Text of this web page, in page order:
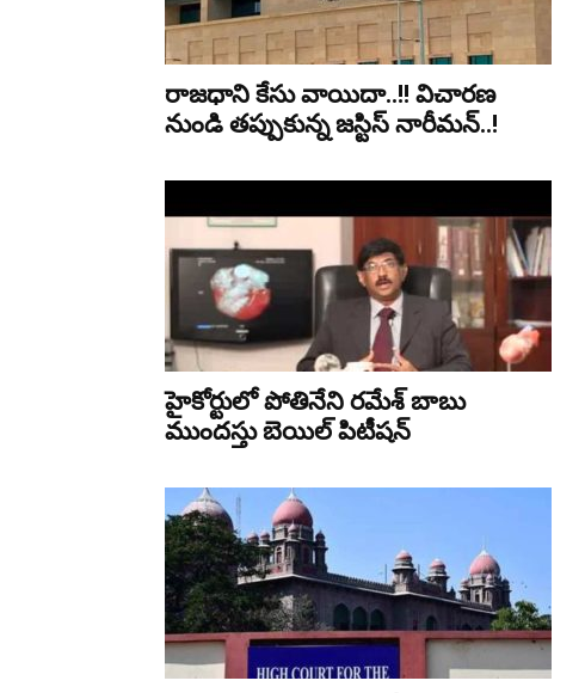
రాజధాని కేసు వాయిదా..!! విచారణ
నుండి తప్పుకున్న జస్టిస్ నారీమన్..!
హైకోర్టులో పోతినేని రమేశ్ బాబు
ముందస్తు బెయిల్ పిటీషన్